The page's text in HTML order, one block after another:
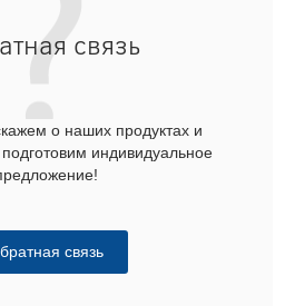
связь
о наших продуктах и
подготовим индивидуальное
связь